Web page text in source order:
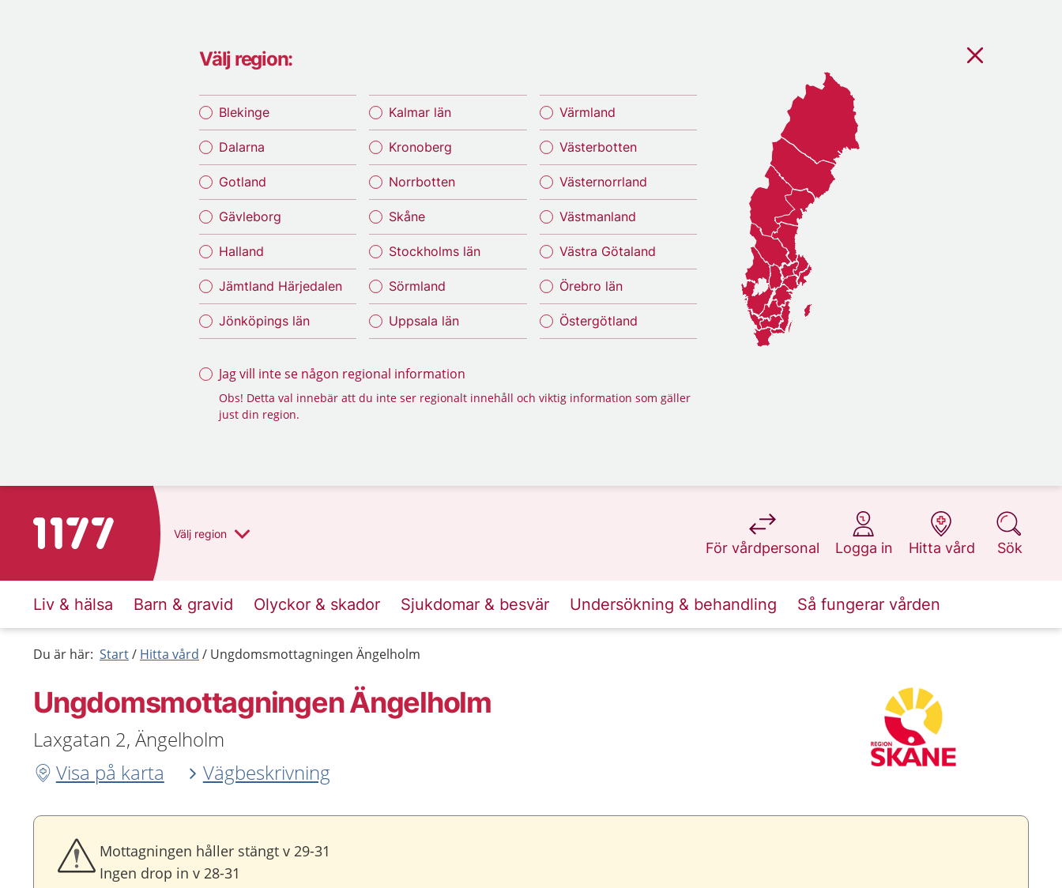
Välj region:
Blekinge
Dalarna
Gotland
Gävleborg
Halland
Jämtland Härjedalen
Jönköpings län
Kalmar län
Kronoberg
Norrbotten
Skåne
Stockholms län
Sörmland
Uppsala län
Värmland
Västerbotten
Västernorrland
Västmanland
Västra Götaland
Örebro län
Östergötland
Jag vill inte se någon regional information
Obs! Detta val innebär att du inte ser regionalt innehåll och viktig information som gäller
just din region.
Till startsidan för 1177 Välj region
För vårdpersonal
på 1177.se
Logga in
på 1177.se
Hitta vård
på 1177.se
Sök
på 1177.se
Liv & hälsa Barn & gravid Olyckor & skador Sjukdomar & besvär Undersökning & behandling Så fungerar vården
Du är här: Start Hitta vård Ungdomsmottagningen Ängelholm
Ungdoms­mottagningen Ängelholm
Laxgatan 2, Ängelholm
Visa på karta
Vägbeskrivning
Mottagningen håller stängt v 29-31
Ingen drop in v 28-31